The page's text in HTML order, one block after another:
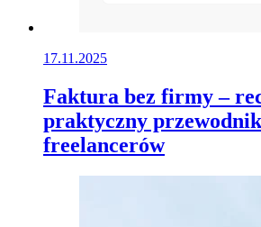
17.11.2025
Faktura bez firmy –
praktyczny
freelancerów